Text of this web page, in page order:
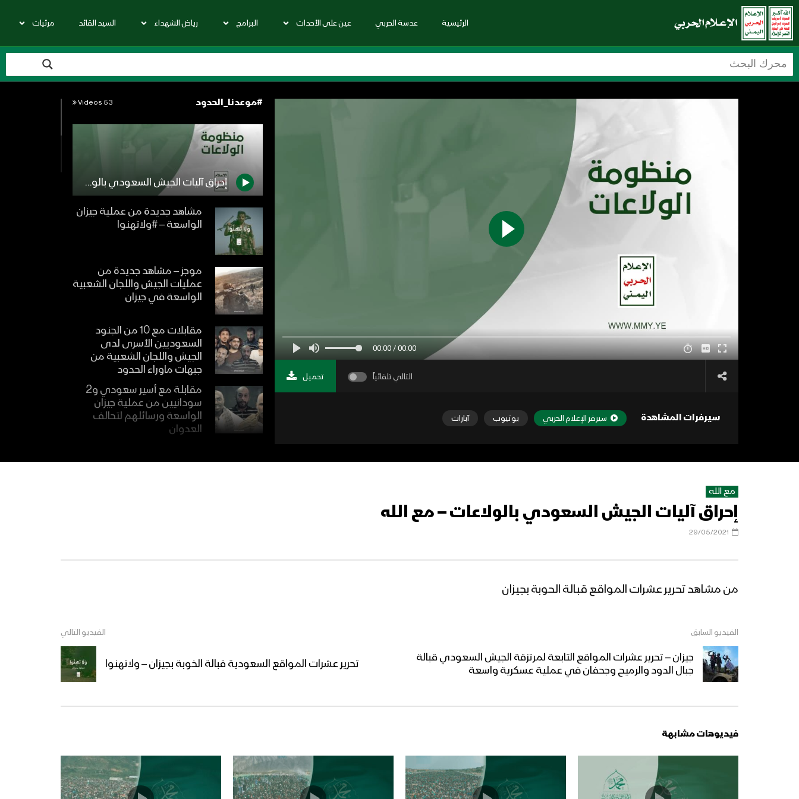
الرئيسية عدسة الحربي عين على الأحداث البرامج رياض الشهداء السيد القائد مرئيات
00:00 / 00:00
التالي تلقائياً تحميل
سيرفرات المشاهدة سيرفر الإعلام الحربي يوتيوب آبارات
#موعدنا_الحدود 53 Videos
إحراق آليات الجيش السعودي بالولاعات – مع الله
مشاهد جديدة من عملية جيزان
الواسعة – #ولاتهنوا
موجز – مشاهد جديدة من
عمليات الجيش واللجان الشعبية
الواسعة في جيزان
مقابلات مع 10 من الجنود
السعوديين الأسرى لدى
الجيش واللجان الشعبية من
جبهات ماوراء الحدود
مقابلة مع أسير سعودي و2
سودانيين من عملية جيزان
الواسعة ورسائلهم لتحالف
العدوان
عمليات الجيش واللجان الشعبية
مشاهد من عمليات قنص
مع الله
إحراق آليات الجيش السعودي بالولاعات – مع الله
29/05/2021
من مشاهد تحرير عشرات المواقع قبالة الحوبة بجيزان
الفيديو السابق
جيزان – تحرير عشرات المواقع التابعة لمرتزقة الجيش السعودي قبالة
جبال الدود والرميح وجحفان في عملية عسكرية واسعة
الفيديو التالي
تحرير عشرات المواقع السعودية قبالة الخوبة بجيزان – ولاتهنوا
فيديوهات مشابهة